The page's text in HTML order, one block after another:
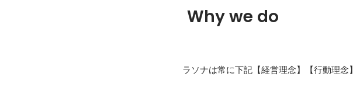
Why we do
ラソナは常に下記【経営理念】【行動理念